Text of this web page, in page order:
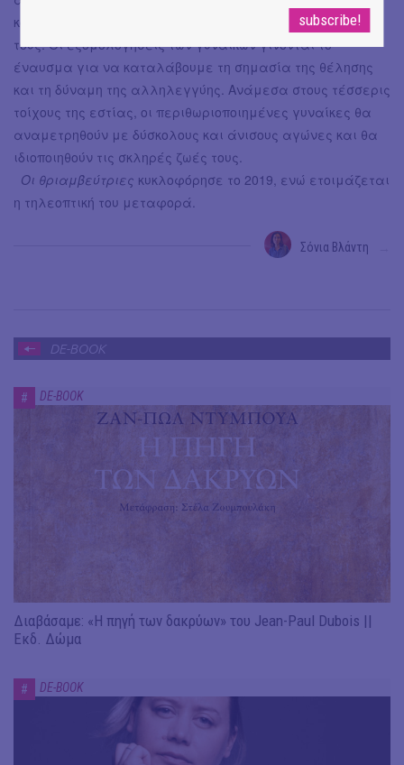
κοινωνικών φαινομένων και το ενδεχόμενο υπέρβασής
τους. Οι εξομολογήσεις των γυναικών γίνονται το
έναυσμα για να καταλάβουμε τη σημασία της θέλησης
και τη δύναμη της αλληλεγγύης. Ανάμεσα στους τέσσερις
τοίχους της εστίας, οι περιθωριοποιημένες γυναίκες θα
αναμετρηθούν με δύσκολους και άνισους αγώνες και θα
ιδιοποιηθούν τις σκληρές ζωές τους.
Οι θριαμβεύτριες κυκλοφόρησε το 2019, ενώ ετοιμάζεται
η τηλεοπτική του μεταφορά.
Σόνια Βλάντη
DE-BOOK
# DE-BOOK
Διαβάσαμε: «Η πηγή των δακρύων» του Jean-Paul Dubois ||
Εκδ. Δώμα
# DE-BOOK